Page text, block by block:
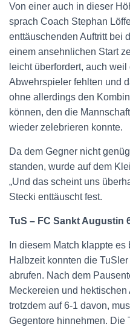
Von einer auch in dieser
sprach Coach Stephan
enttäuschenden Auftritt bei
einem ansehnlichen Start
leicht überfordert, auch
Abwehrspieler fehlten und
ohne allerdings den
können, den die
wieder zelebrieren konnte.
Da dem Gegner nicht
standen, wurde auf dem
„Und das scheint uns
Stecki enttäuscht fest.
TuS – FC Sankt Augustin
In diesem Match klappte
Halbzeit konnten die
abrufen. Nach dem
Meckereien und
trotzdem auf 6-1 davon,
Gegentore hinnehmen. Die